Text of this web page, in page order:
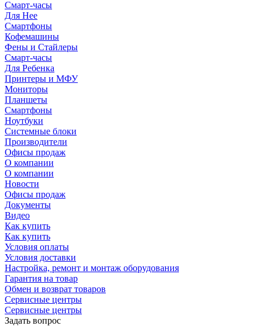
Смарт-часы
Для Нее
Смартфоны
Кофемашины
Фены и Стайлеры
Смарт-часы
Для Ребенка
Принтеры и МФУ
Мониторы
Планшеты
Смартфоны
Ноутбуки
Системные блоки
Производители
Офисы продаж
О компании
О компании
Новости
Офисы продаж
Документы
Видео
Как купить
Как купить
Условия оплаты
Условия доставки
Настройка, ремонт и монтаж оборудования
Гарантия на товар
Обмен и возврат товаров
Сервисные центры
Сервисные центры
Задать вопрос